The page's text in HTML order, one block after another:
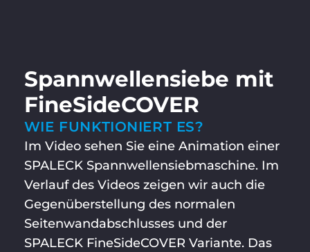
Spann­wellensiebe mit
FineSideCOVER
WIE FUNKTIONIERT ES?
Im Video sehen Sie eine Animation einer
SPALECK Spannwellensiebmaschine. Im
Verlauf des Videos zeigen wir auch die
Gegenüberstellung des normalen
Seitenwandabschlusses und der
SPALECK FineSideCOVER Variante. Das